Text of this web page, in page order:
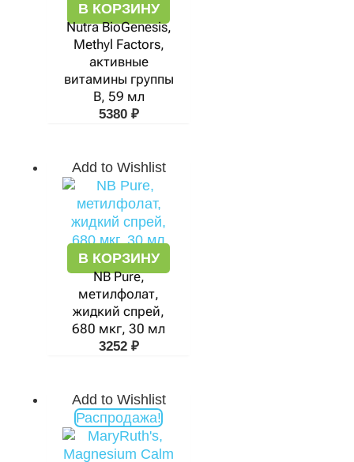
В КОРЗИНУ
Nutra BioGenesis,
Methyl Factors,
активные
витамины группы
В, 59 мл
5380 ₽
Add to Wishlist
В КОРЗИНУ
NB Pure,
метилфолат,
жидкий спрей,
680 мкг, 30 мл
3252 ₽
Add to Wishlist
Распродажа!
Первоначальная
цена
составляла
5853 ₽.
Текущая
цена:
3188 ₽.